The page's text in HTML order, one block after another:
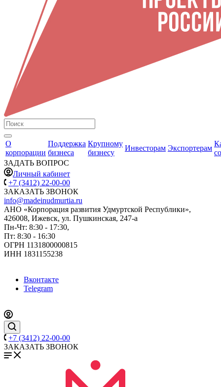
О
корпорации
Поддержка
бизнеса
Крупному
бизнесу
Инвесторам Экспортерам
ЗАДАТЬ ВОПРОС
Личный кабинет
+7 (3412) 22-00-00
ЗАКАЗАТЬ ЗВОНОК
info@madeinudmurtia.ru
АНО «Корпорация развития Удмуртской Республики»,
426008, Ижевск, ул. Пушкинская, 247-а
Пн-Чт: 8:30 - 17:30,
Пт: 8:30 - 16:30
ОГРН 1131800000815
ИНН 1831155238
Вконтакте
Telegram
+7 (3412) 22-00-00
ЗАКАЗАТЬ ЗВОНОК